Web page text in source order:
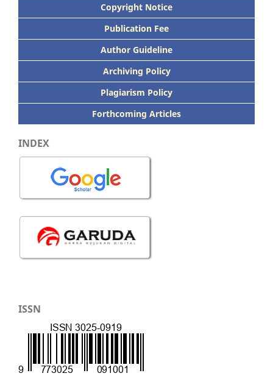
Copyright Notice
Publication Fee
Author Guideline
Archiving Policy
Plagiarism Policy
Forthcoming Articles
INDEX
ISSN